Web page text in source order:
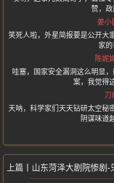
赞，政
姜小
笑死人啦，外星简报要是公开大
家的
陈妮
哇塞，国家安全漏洞这么明显
案，我觉得
刀
天呐，科学家们天天钻研太空秘
阴谋味道
山东菏泽大剧院惨剧-只